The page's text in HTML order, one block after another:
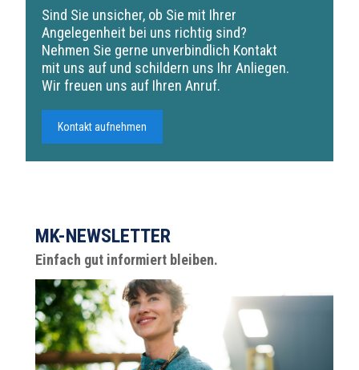
Sind Sie unsicher, ob Sie mit Ihrer
Angelegenheit bei uns richtig sind?
Nehmen Sie gerne unverbindlich Kontakt
mit uns auf und schildern uns Ihr Anliegen.
Wir freuen uns auf Ihren Anruf.
Kontakt aufnehmen
MK-NEWSLETTER
Einfach gut informiert bleiben.